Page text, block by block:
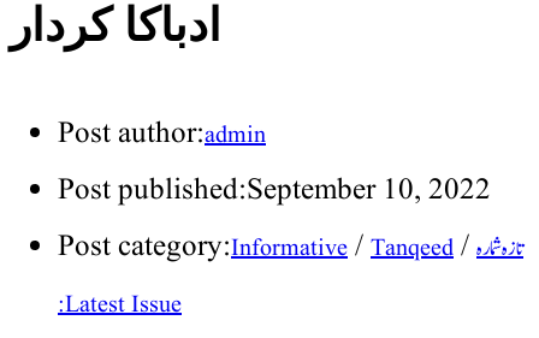
ادباکا کردار
Post author:admin
Post published:September 10, 2022
Post category:Informative / Tanqeed / تازہ شمارہ
: Latest Issue